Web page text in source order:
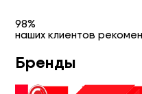
98%
наших клиентов
Бренды